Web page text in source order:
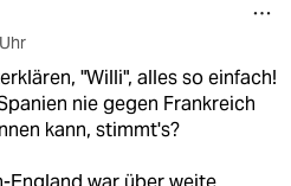
"Willi", alles so einfach!
nie gegen Frankreich
kann, stimmt's?